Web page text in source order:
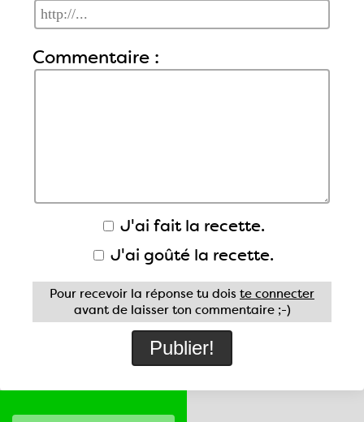
Commentaire :
J'ai fait la recette.
J'ai goûté la recette.
Pour recevoir la réponse tu dois te connecter
avant de laisser ton commentaire ;-)